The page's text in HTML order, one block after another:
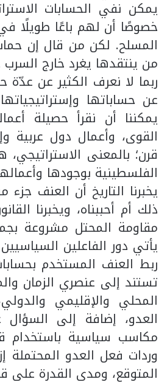
يمكن نفي الحسابات
خصوصًا أن لهم باعًا طويلًا
المسلح. لكن من قال إن
من ينتقدها يغرد خارج
ربما لا نعرف الكثير عن عدّة
عن حساباتها
يمكننا أن نقرأ حصيلة
القوى، وأعمال دول عربية
قرن؛ بالمعنى
الفلسطينية بوجودها
يخبرنا التاريخ أن العنف
ذلك أم أحببناه، ويخبرنا
مقاومة المحتل مشروعة
يأتي دور الفاعلين
ربط العنف المستخدم
تستند إلى عنصري الزمان
المحلي والإقليمي
العدو، إضافة إلى
مكاسب سياسية باستخدام
وردات فعل العدو المحتملة
المتوقع، ومدى القدرة على